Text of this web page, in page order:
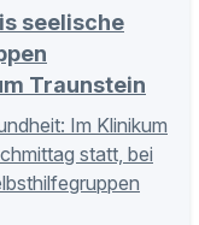
seelische
Traunstein
Im Klinikum
statt, bei